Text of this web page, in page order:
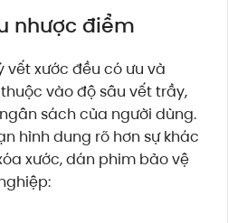
nhược điểm
vết xước đều có ưu và
vào độ sâu vết trầy,
sách của người dùng.
hình dung rõ hơn sự khác
xước, dán phim bảo vệ